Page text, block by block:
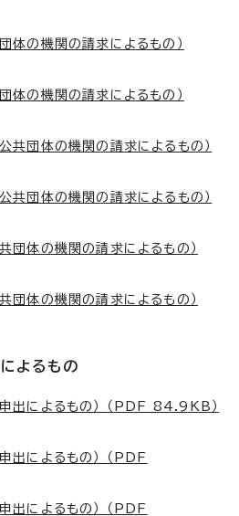
体の機関の請求によるもの）
体の機関の請求によるもの）
共団体の機関の請求によるもの）
共団体の機関の請求によるもの）
団体の機関の請求によるもの）
団体の機関の請求によるもの）
よるもの
出によるもの） （PDF 84.9KB）
出によるもの） （PDF
出によるもの） （PDF